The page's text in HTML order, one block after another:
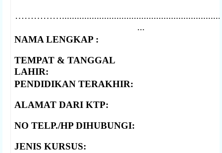
...
NAMA LENGKAP :
TEMPAT & TANGGAL
LAHIR:
PENDIDIKAN TERAKHIR:
ALAMAT DARI KTP:
NO TELP./HP DIHUBUNGI:
JENIS KURSUS: